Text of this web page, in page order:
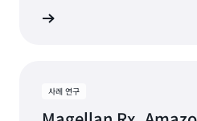
사례 연구